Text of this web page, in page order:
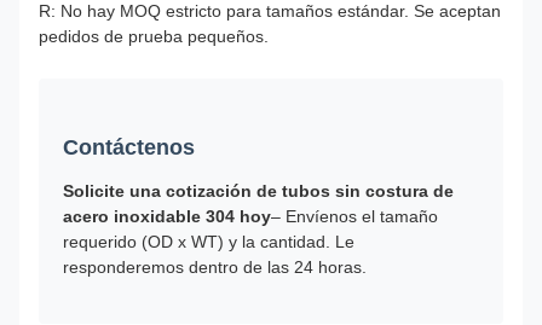
R: No hay MOQ estricto para tamaños estándar. Se aceptan
pedidos de prueba pequeños.
Contáctenos
Solicite una cotización de tubos sin costura de
acero inoxidable 304 hoy– Envíenos el tamaño
requerido (OD x WT) y la cantidad. Le
responderemos dentro de las 24 horas.